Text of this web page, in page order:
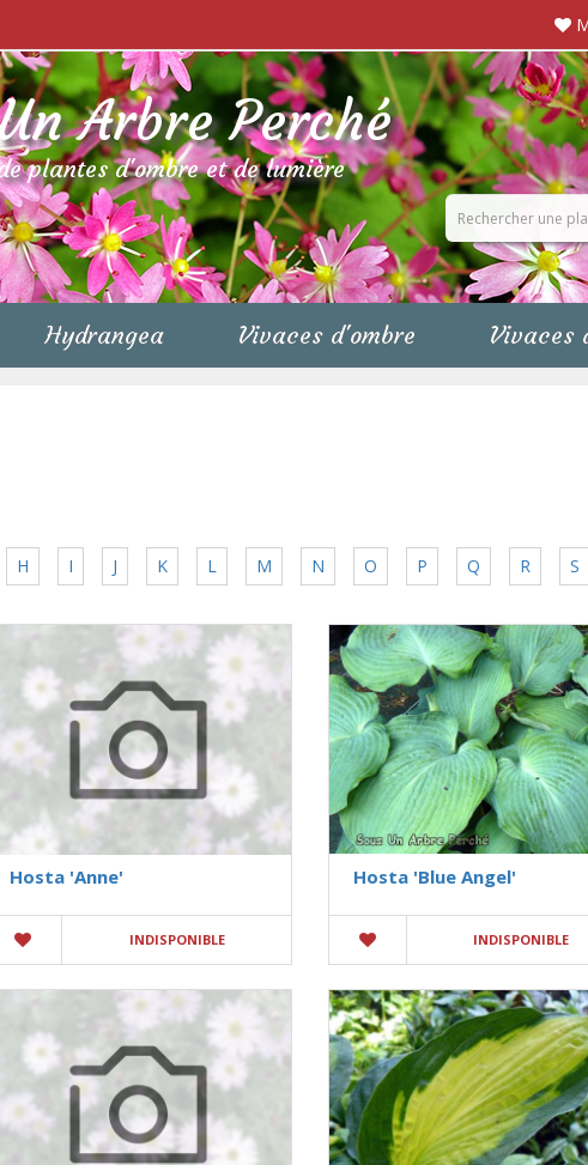
Arbre Perché
plantes d'ombre et de lumière
Hydrangea Vivaces d'ombre Vivaces
H I J K L M N O P Q R S
Hosta 'Anne'
INDISPONIBLE
Hosta 'Blue Angel'
INDISPONIBLE